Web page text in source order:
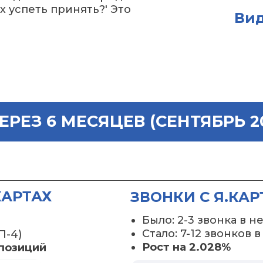
успеть принять?' Это
6 МЕСЯЦЕВ (СЕНТЯБРЬ
4)
Было: 2-3 звонка в
Стало: 7-12 звонков
Рост на 2.028%
ЗВОНКИ С